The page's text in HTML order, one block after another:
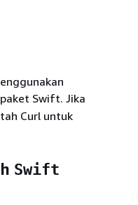
Swift. Jika
Curl untuk
Swift